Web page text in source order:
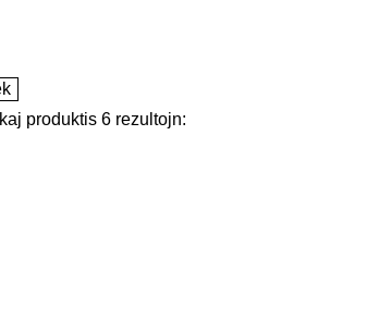
kaj produktis 6 rezultojn: